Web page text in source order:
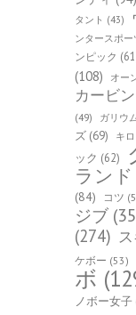
タント (43)
ンタースポ
ンピック
(108)
オー
カービ
(49)
ガリウ
ズ (69) キ
ック (62)
ラン
(84)
コツ
ジブ
(274)
ケボー (53)
ボ
ノボー女子